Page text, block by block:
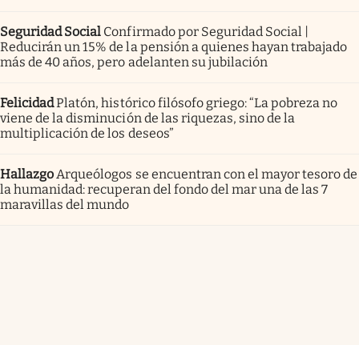
Seguridad Social Confirmado por Seguridad Social |
Reducirán un 15% de la pensión a quienes hayan trabajado
más de 40 años, pero adelanten su jubilación
FelicidadPlatón, histórico filósofo griego: “La pobreza no
viene de la disminución de las riquezas, sino de la
multiplicación de los deseos”
HallazgoArqueólogos se encuentran con el mayor tesoro de
la humanidad: recuperan del fondo del mar una de las 7
maravillas del mundo